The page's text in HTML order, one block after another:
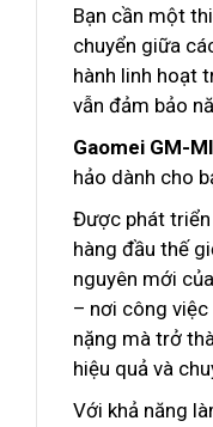
Bạn cần một
chuyển giữa
hành linh hoạt
vẫn đảm bảo
Gaomei GM-
hảo dành cho
Được phát
hàng đầu thế
nguyên mới
– nơi công
nặng mà trở
hiệu quả và
Với khả năng